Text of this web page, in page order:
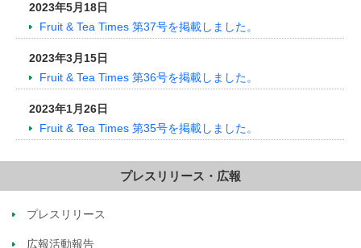
2023年5月18日
Fruit & Tea Times 第37号を掲載しました。
2023年3月15日
Fruit & Tea Times 第36号を掲載しました。
2023年1月26日
Fruit & Tea Times 第35号を掲載しました。
プレスリリース・広報
プレスリリース
広報活動報告